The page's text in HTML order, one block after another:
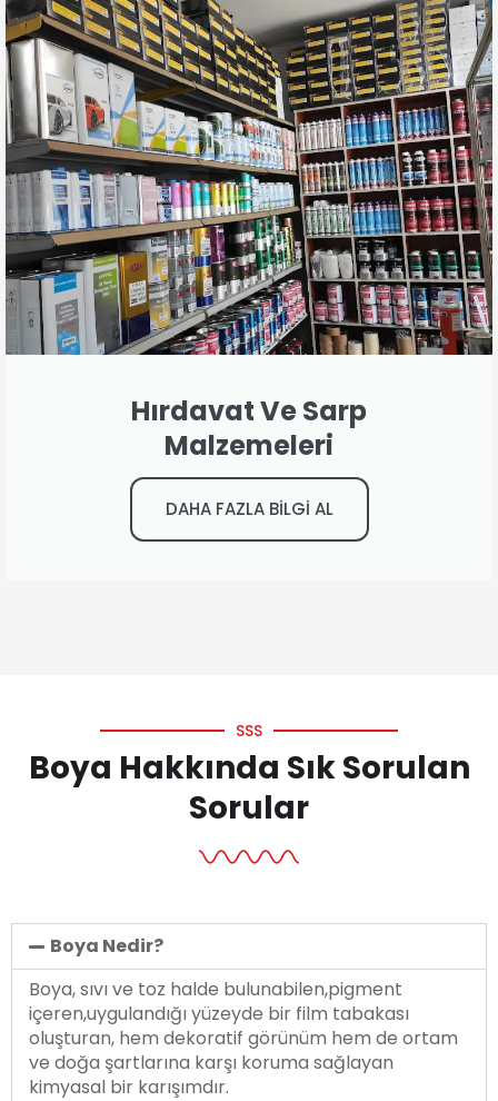
Hırdavat Ve Sarp
Malzemeleri
DAHA FAZLA BİLGİ AL
SSS
Boya Hakkında Sık Sorulan
Sorular
Boya Nedir?
Boya, sıvı ve toz halde bulunabilen,pigment
içeren,uygulandığı yüzeyde bir film tabakası
oluşturan, hem dekoratif görünüm hem de ortam
ve doğa şartlarına karşı koruma sağlayan
kimyasal bir karışımdır.